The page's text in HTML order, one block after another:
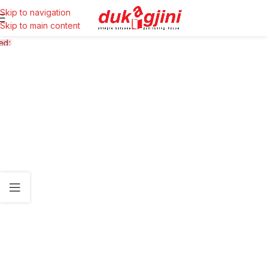
Skip to navigation
Skip to main content